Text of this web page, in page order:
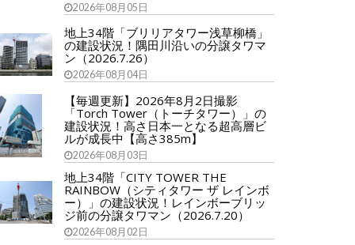
2026年08月05日
地上34階「ブリリアタワー浅草柳橋」
の建設状況！隅田川沿いの分譲タワマ
ン（2026.7.26）
2026年08月04日
【毎週更新】2026年8月2日撮影
「Torch Tower（トーチタワー）」の
建設状況！高さ日本一となる超高層ビ
ルが成長中【高さ385m】
2026年08月03日
地上34階「CITY TOWER THE
RAINBOW（シティタワー ザ レインボ
ー）」の建設状況！レインボーブリッ
ジ前の分譲タワマン（2026.7.20）
2026年08月02日